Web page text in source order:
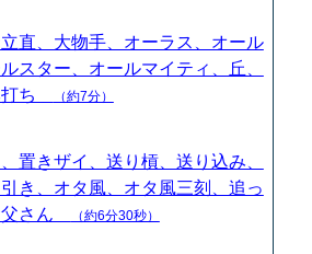
直、大物手、オーラス、オール
スター、オールマイティ、丘、
打ち
（約7分）
置きザイ、送り槓、送り込み、
き、オタ風、オタ風三刻、追っ
父さん
（約6分30秒）